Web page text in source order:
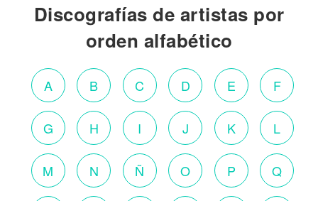
Discografías de artistas por
orden alfabético
A B C D E F
G H I J K L
M N Ñ O P Q